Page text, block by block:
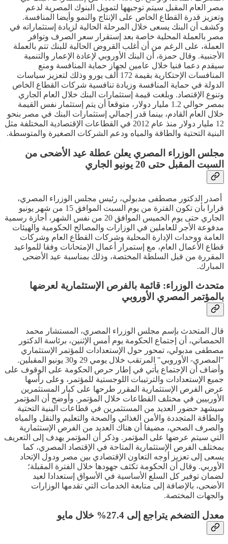
مصر العام المقبل سيتم توجيهها لتمويل البنوك المصرية لدعم
وتعزيز قدرة القطاع الخاص على الإنتاج والنمو وأيضا المنافسة.
وكشف أن البنك يسعى خلال المرحلة الحالية لزيادة إستثماراته في
مصر بالعملة المحلية خاصة بعد إستقرار سعر الصرف وتوافر
العملة، على الرغم من أن أغلب القروض الحالية للبنك تتم بالعملة
الأجنبية. وقال حمزة، أن البنك الأوروبي لإعادة الإعمار والتنمية
سيقدم دعما فنيا خلال عامين لجهاز حماية المنافسة ومنع
المنافسات الإحتكارية بقيمة 172 ألف يورو وذلك لتعزيز سياسات
الدولة في حماية المنافسة وزيادة تنافسية شركات القطاع الخاص
وتنوع الإقتصاد. وبلغت قيمة إستثمارات البنك خلال العام الجاري
بمصر حوالي 1.2 مليار دولار، متوقعا أن يتم إستثمار نفس القيمة
خلال العام القادم، بينما قدر إجمالي إستثمارات البنك في مصر بنحو
12 مليار دولار منذ عام 2012 في القطاعات الإقتصادية المختلفة مثل
البنية التحتية والطاقة والمياه ودعم الشركات الصغيرة والمتوسطة.
مجلس الوزراء المصري يعلن عطلة عيد الأضحى من
السبت المقبل حتى 20 يونيو الجاري
أصدر الدكتور مصطفى مدبولي، رئيس مجلس الوزراء المصري،
قرارا بأن تكون الفترة من يوم السبت الموافق 15 من شهر يونيو
الجاري حتى يوم الخميس الموافق 20 من نفس الشهر، أجازة رسمية
مدفوعة الأجر للعاملين في الوزارات والمصالح الحكومية والهيئات
العامة ووحدات الإدارة المحلية وشركات القطاع العام وشركات
قطاع الأعمال العام، مع إستمرار أعمال الإمتحانات وفقا للمواعيد
المقررة من قبل السلطة المختصة، وذلك بمناسبة عيد الأضحى
المبارك.
متحدث الوزراء: قائمة بالفرص الإستثمارية لعرضها
بالمؤتمر المصري الأوروبي
قال المتحدث بإسم مجلس الوزراء المصري، المستشار محمد
الحمصاني، أن إجتماع الحكومة يوم أمس الإثنين، برئاسة الدكتور
مصطفى مدبولي، تمحور حول الإستعدادات للمؤتمر الإستثماري
"المصري- الأوروبي" المرتقب خلال يومي 29 و30 يونيو المقبلين.
وأضاف أن الإجتماع يأتي في إطار حرص الحكومة على الوقوف على
جميع الإستعدادات والترتيبات اللوجستية للمؤتمر، وعلى رأسها
عرض الفرص الإستثمارية المقرر طرحها على كبار المستثمرين
الأوربيين في مختلف القطاعات خلال المؤتمر. وأوضح أن المؤتمر
سيشهد حضور العديد من المستثمرين في قطاعات البنية التحتية
والطاقة المتجددة والأمن الغذائي والصحة والتعليم والنقل والمياه
والصرف الصحي، مضيفا أن هناك العديد من الفرص الإستثمارية
التي سيتم عرضها على المؤتمر. وذكر أن المؤتمر يهدف إلى التعريف
بمختلف الفرص الإستثمارية المتاحة في الإقتصاد المصري، كما
يسعى إلى تعزيز أوجه التعاون الإقتصادي بين مصر ودول الإتحاد
الأوربي. وقال أن الحكومة تكثف جهودها خلال الفترة المقبلة؛
لضمان توفير كل السلع الأساسية في الأسواق إستعدادا لعيد
الأضحى، بالإضافة إلى متابعة الخدمات التي تقدمها الوزارات
والجهات المختصة.
معدل التضخم يتراجع إلى 27.4% خلال مايو